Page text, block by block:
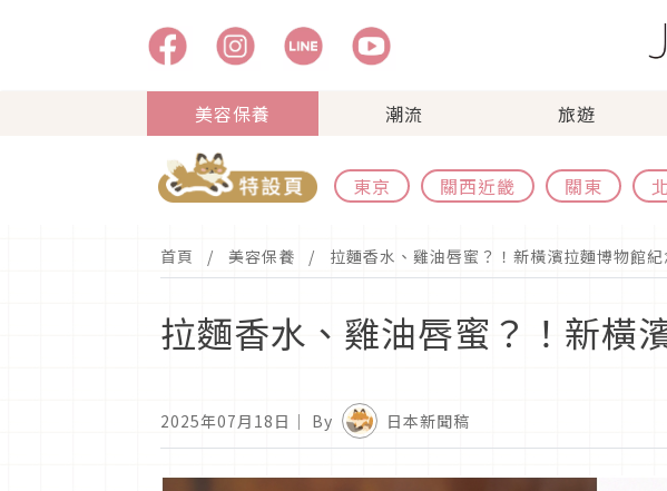
美容保養 潮流 旅遊
東京 關西近畿 關東
首頁 美容保養 拉麵香水、雞油唇蜜？！新橫濱拉麵博物館
拉麵香水、雞油唇蜜？！新橫
2025年07月18日 ｜ By 日本新聞稿